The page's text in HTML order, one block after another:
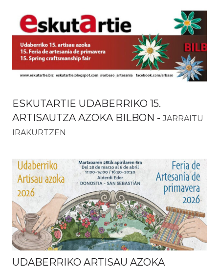
ESKUTARTIE UDABERRIKO 15.
ARTISAUTZA AZOKA BILBON -JARRAITU
IRAKURTZEN
UDABERRIKO ARTISAU AZOKA